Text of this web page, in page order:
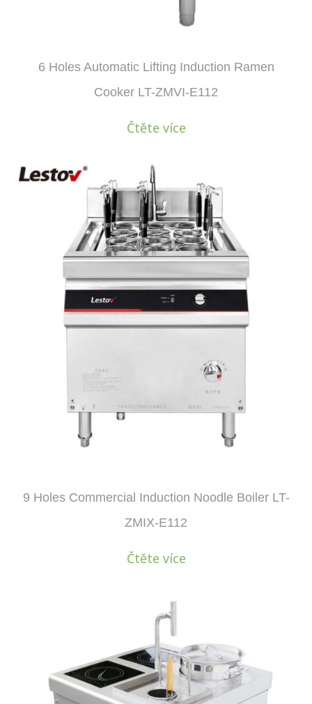
6 Holes Automatic Lifting Induction Ramen
Cooker LT-ZMVI-E112
Čtěte více
9 Holes Commercial Induction Noodle Boiler LT-
ZMIX-E112
Čtěte více